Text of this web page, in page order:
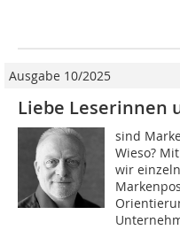
Ausgabe 10/2025
Liebe Leserinnen
sind
Wieso?
wir